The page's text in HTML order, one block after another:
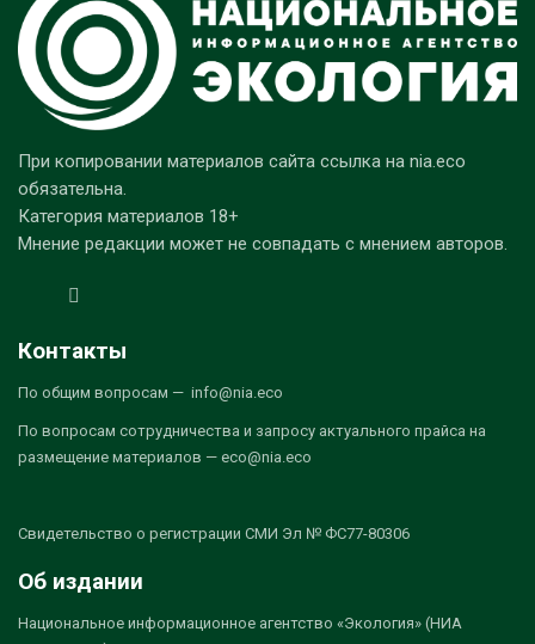
При копировании материалов сайта ссылка на nia.eco
обязательна.
Категория материалов 18+
Мнение редакции может не совпадать с мнением авторов.
Контакты
По общим вопросам — info@nia.eco
По вопросам сотрудничества и запросу актуального прайса на
размещение материалов — eco@nia.eco
Свидетельство о регистрации СМИ Эл № ФС77-80306
Об издании
Национальное информационное агентство «Экология» (НИА